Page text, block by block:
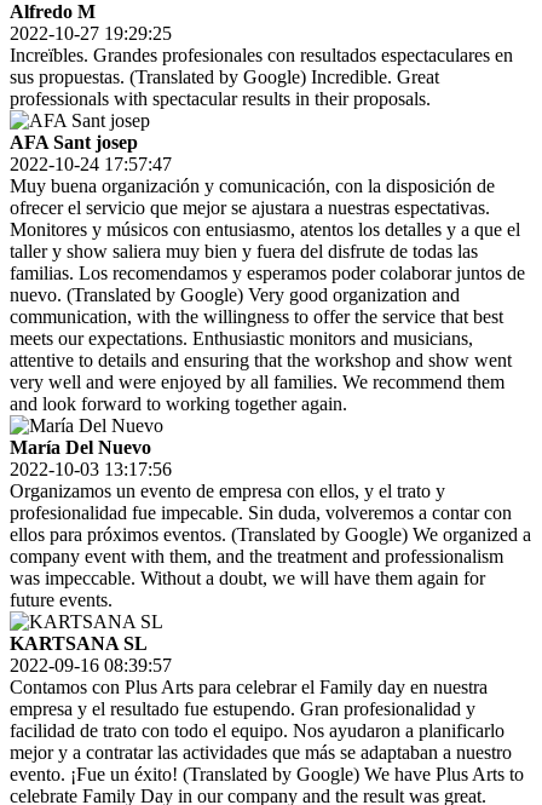
Alfredo M
2022-10-27 19:29:25
Increïbles. Grandes profesionales con resultados espectaculares en
sus propuestas. (Translated by Google) Incredible. Great
professionals with spectacular results in their proposals.
AFA Sant josep
2022-10-24 17:57:47
Muy buena organización y comunicación, con la disposición de
ofrecer el servicio que mejor se ajustara a nuestras espectativas.
Monitores y músicos con entusiasmo, atentos los detalles y a que el
taller y show saliera muy bien y fuera del disfrute de todas las
familias. Los recomendamos y esperamos poder colaborar juntos de
nuevo. (Translated by Google) Very good organization and
communication, with the willingness to offer the service that best
meets our expectations. Enthusiastic monitors and musicians,
attentive to details and ensuring that the workshop and show went
very well and were enjoyed by all families. We recommend them
and look forward to working together again.
María Del Nuevo
2022-10-03 13:17:56
Organizamos un evento de empresa con ellos, y el trato y
profesionalidad fue impecable. Sin duda, volveremos a contar con
ellos para próximos eventos. (Translated by Google) We organized a
company event with them, and the treatment and professionalism
was impeccable. Without a doubt, we will have them again for
future events.
KARTSANA SL
2022-09-16 08:39:57
Contamos con Plus Arts para celebrar el Family day en nuestra
empresa y el resultado fue estupendo. Gran profesionalidad y
facilidad de trato con todo el equipo. Nos ayudaron a planificarlo
mejor y a contratar las actividades que más se adaptaban a nuestro
evento. ¡Fue un éxito! (Translated by Google) We have Plus Arts to
celebrate Family Day in our company and the result was great.